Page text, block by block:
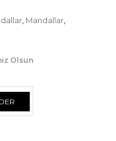
, Mandallar,
Olsun